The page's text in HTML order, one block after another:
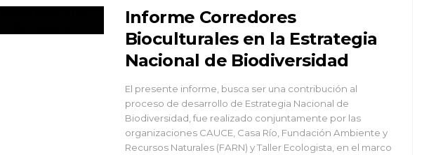
Informe Corredores
Bioculturales en la Estrategia
Nacional de Biodiversidad
El presente informe, busca ser una contribución al
proceso de desarrollo de Estrategia Nacional de
Biodiversidad, fue realizado conjuntamente por las
organizaciones CAUCE, Casa Río, Fundación Ambiente y
Recursos Naturales (FARN) y Taller Ecologista, en el marco